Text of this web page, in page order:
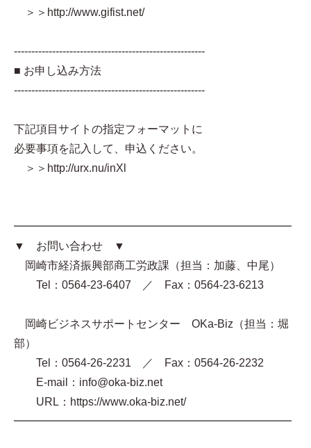
＞＞http://www.gifist.net/
-------------------------------------------------------
■ お申し込み方法
-------------------------------------------------------
下記項目サイトの指定フォーマットに
必要事項を記入して、申込ください。
＞＞http://urx.nu/inXl
━━━━━━━━━━━━━━━━━━━━━━━━━
▼ お問い合わせ ▼
岡崎市経済振興部商工労政課（担当：加藤、中尾）
Tel：0564-23-6407 ／ Fax：0564-23-6213
岡崎ビジネスサポートセンター OKa-Biz（担当：堀
部）
Tel：0564-26-2231 ／ Fax：0564-26-2232
E-mail：info@oka-biz.net
URL：https://www.oka-biz.net/
━━━━━━━━━━━━━━━━━━━━━━━━━